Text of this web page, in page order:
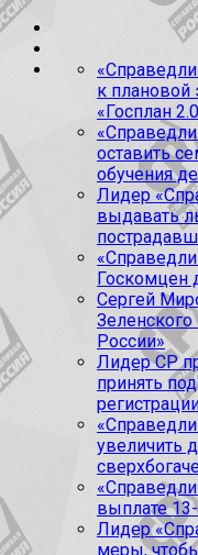
к плановой
«Госплан
оставить
обучения
Лидер
выдавать
Госкомцен
Сергей
России»
Лидер СР
принять
увеличить
выплате
Лидер
меры,